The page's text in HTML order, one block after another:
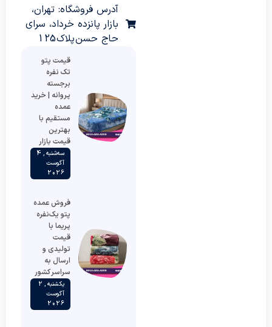
آدرس فروشگاه: تهران،
بازار پانزده خرداد، سرای
حاج حسن پلاک 125
قیمت پتو
تک نفره
برجسته
پروانه | خرید
عمده
مستقیم با
بهترین
قیمت بازار
سه‌شنبه , 4
آگوست
2026
فروش عمده
پتو یک‌نفره
پریما با
قیمت
تولیدی و
ارسال به
سراسر کشور
یکشنبه , 2
آگوست
2026